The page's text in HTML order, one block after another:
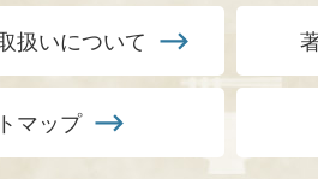
扱いについて
マップ